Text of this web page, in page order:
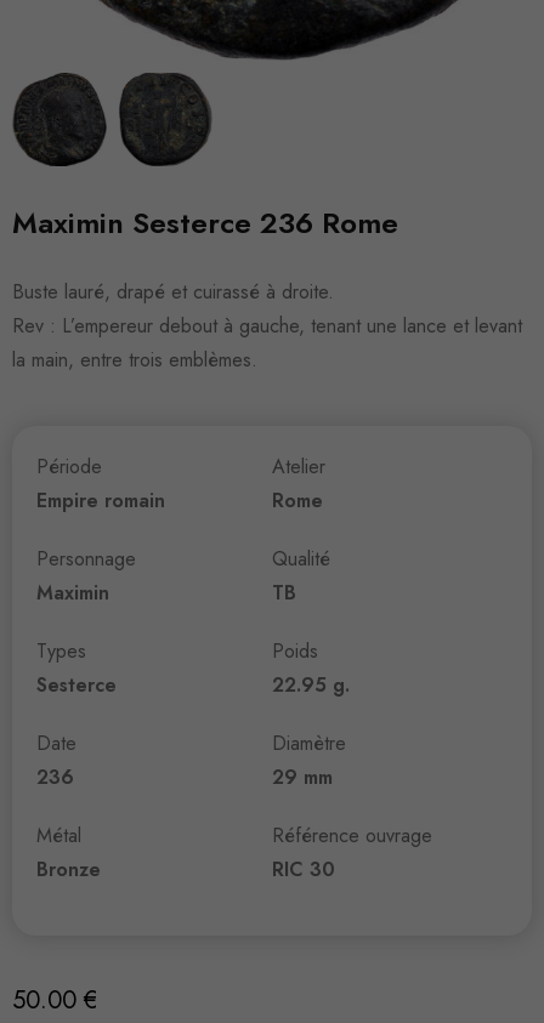
Maximin Sesterce 236 Rome
Buste lauré, drapé et cuirassé à droite.
Rev : L’empereur debout à gauche, tenant une lance et levant
la main, entre trois emblèmes.
Période
Empire romain
Personnage
Maximin
Types
Sesterce
Date
236
Métal
Bronze
Atelier
Rome
Qualité
TB
Poids
22.95 g.
Diamètre
29 mm
Référence ouvrage
RIC 30
50.00 €